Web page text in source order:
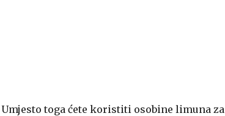
toga ćete koristiti osobine limuna za